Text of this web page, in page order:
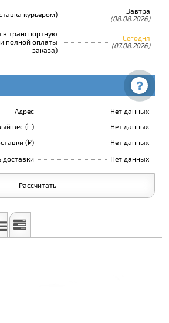
курьером) Завтра
(08.08.2026)
в транспортную
полной оплаты
заказа)
Сегодня
(07.08.2026)
Адрес
Нет данных
вес (г.)
Нет данных
(₽)
Нет данных
доставки
Нет данных
Рассчитать